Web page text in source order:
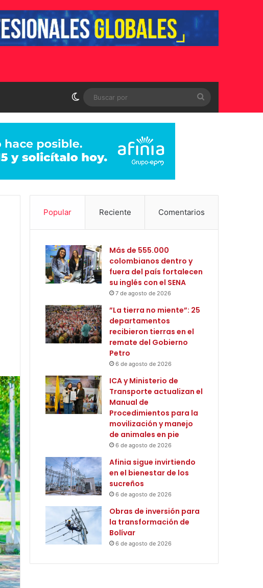
Switch skin
por
Popular Reciente Comentarios
Más de 555.000
colombianos dentro y
fuera del país fortalecen
su inglés con el SENA
7 de agosto de 2026
”La tierra no miente”: 25
departamentos
recibieron tierras en el
remate del Gobierno
Petro
6 de agosto de 2026
ICA y Ministerio de
Transporte actualizan el
Manual de
Procedimientos para la
movilización y manejo
de animales en pie
6 de agosto de 2026
Afinia sigue invirtiendo
en el bienestar de los
sucreños
6 de agosto de 2026
Obras de inversión para
la transformación de
Bolívar
6 de agosto de 2026